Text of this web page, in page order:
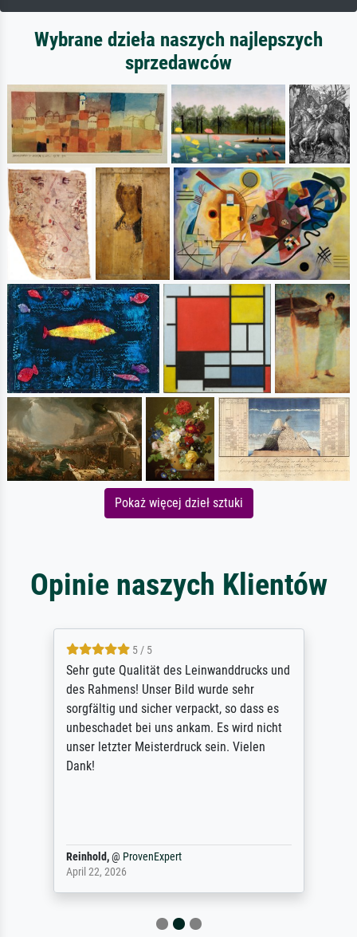
Wybrane dzieła naszych najlepszych
sprzedawców
Pokaż więcej dzieł sztuki
Opinie naszych Klientów
5 / 5
Sehr gute Qualität des Leinwanddrucks und
des Rahmens! Unser Bild wurde sehr
sorgfältig und sicher verpackt, so dass es
unbeschadet bei uns ankam. Es wird nicht
unser letzter Meisterdruck sein. Vielen
Dank!
Reinhold,@ ProvenExpert
April 22, 2026